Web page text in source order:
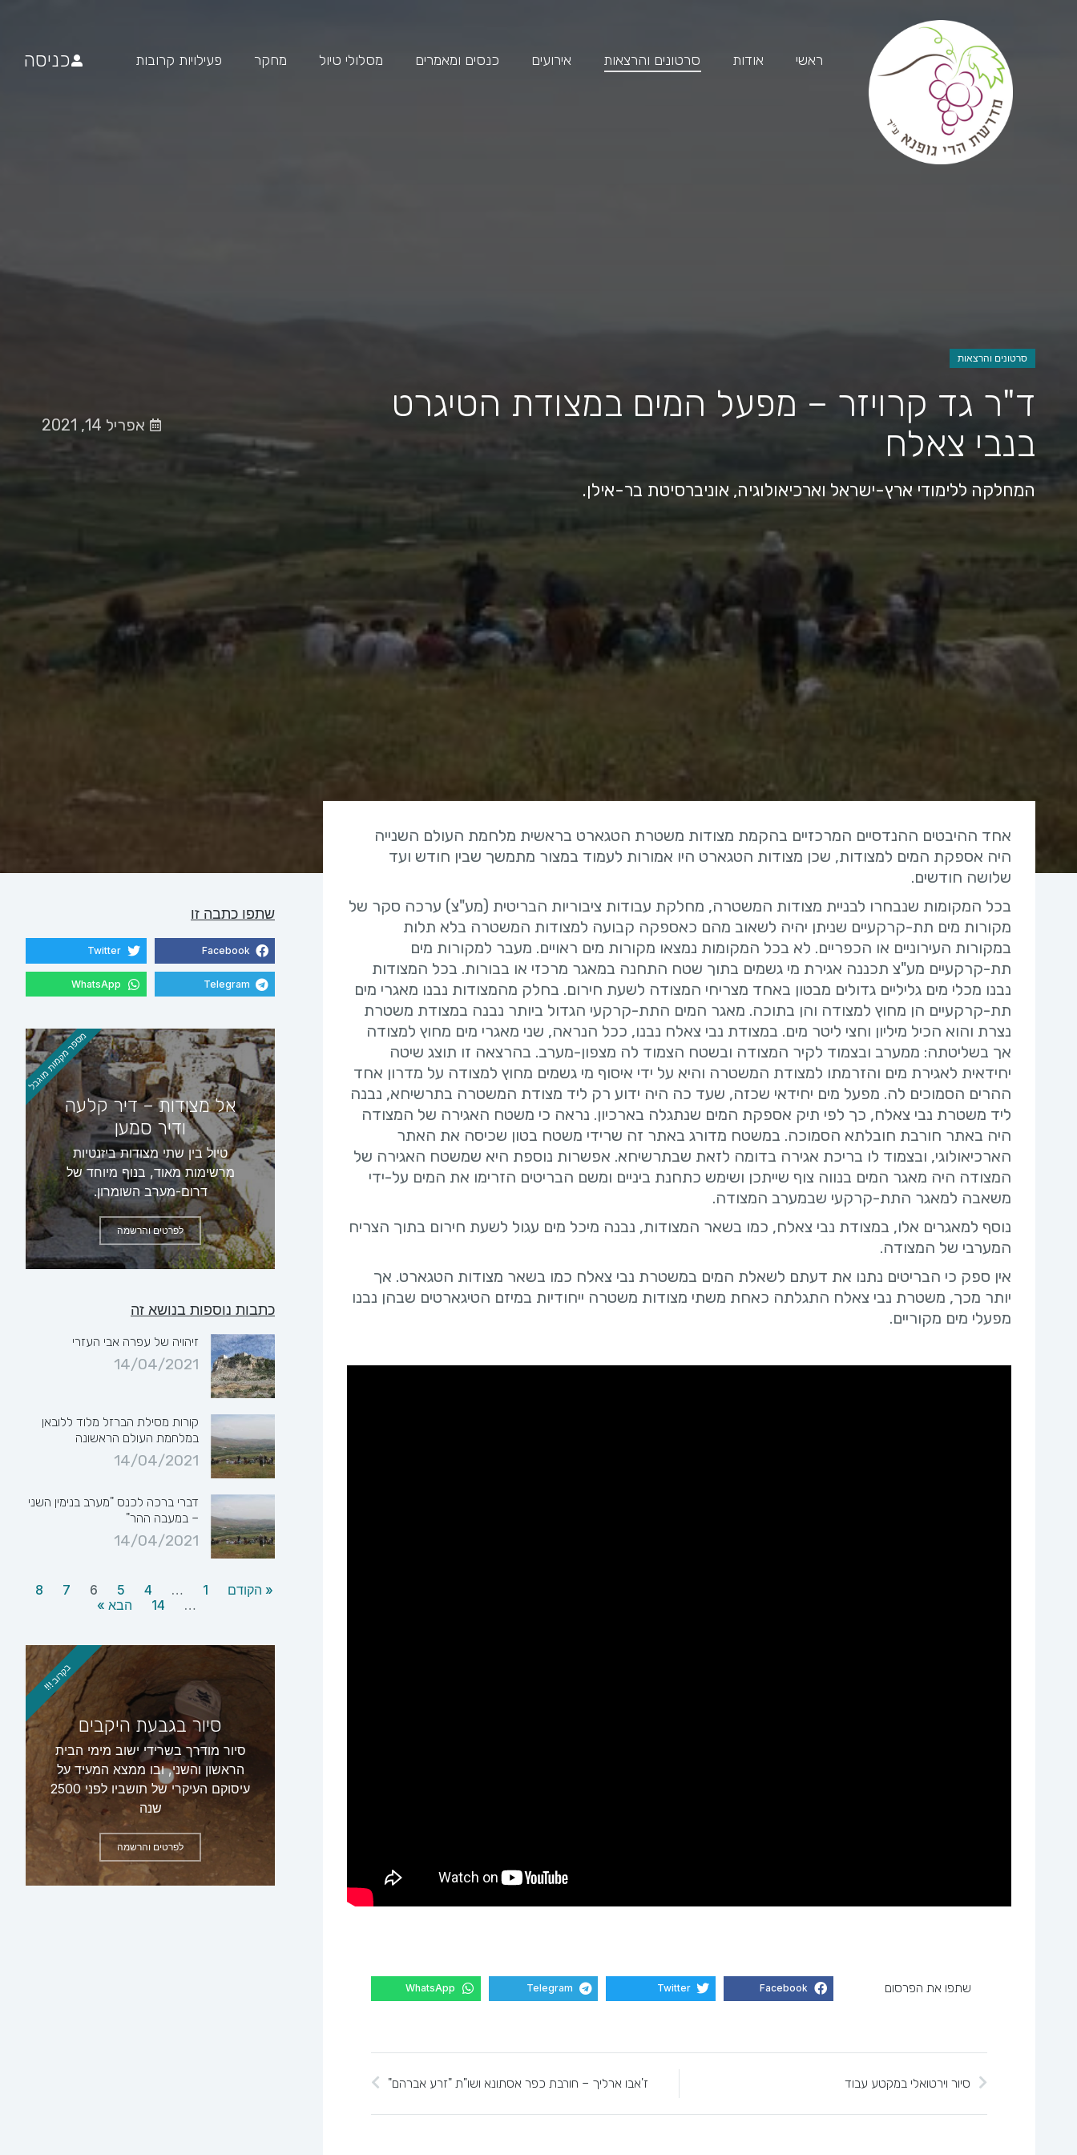
ראשי אודות סרטונים והרצאות אירועים כנסים ומאמרים מסלולי טיול מחקר פעילויות קרובות כניסה
סרטונים והרצאות
ד"ר גד קרויזר – מפעל המים במצודת הטיגרט
בנבי צאלח
המחלקה ללימודי ארץ-ישראל וארכיאולוגיה, אוניברסיטת בר-אילן.
אפריל 14, 2021
אחד ההיבטים ההנדסיים המרכזיים בהקמת מצודות משטרת הטגארט בראשית מלחמת העולם השנייה
היה אספקת המים למצודות, שכן מצודות הטגארט היו אמורות לעמוד במצור מתמשך שבין חודש ועד
שלושה חודשים.
בכל המקומות שנבחרו לבניית מצודות המשטרה, מחלקת עבודות ציבוריות הבריטית (מע"צ) ערכה סקר של
מקורות מים תת-קרקעיים שניתן יהיה לשאוב מהם כאספקה קבועה למצודות המשטרה בלא תלות
במקורות העירוניים או הכפריים. לא בכל המקומות נמצאו מקורות מים ראויים. מעבר למקורות מים
תת-קרקעיים מע"צ תכננה אגירת מי גשמים בתוך שטח התחנה במאגר מרכזי או בבורות. בכל המצודות
נבנו מכלי מים גליליים גדולים מבטון באחד מצריחי המצודה לשעת חירום. בחלק מהמצודות נבנו מאגרי מים
תת-קרקעיים הן מחוץ למצודה והן בתוכה. מאגר המים התת-קרקעי הגדול ביותר נבנה במצודת משטרת
נצרת והוא הכיל מיליון וחצי ליטר מים. במצודת נבי צאלח נבנו, ככל הנראה, שני מאגרי מים מחוץ למצודה
אך בשליטתה: ממערב ובצמוד לקיר המצודה ובשטח הצמוד לה מצפון-מערב. בהרצאה זו תוצג שיטה
יחידאית לאגירת מים והזרמתו למצודת המשטרה והיא על ידי איסוף מי גשמים מחוץ למצודה על מדרון אחד
ההרים הסמוכים לה. מפעל מים יחידאי שכזה, שעד כה היה ידוע רק ליד מצודת המשטרה בתרשיחא, נבנה
ליד משטרת נבי צאלח, כך לפי תיק אספקת המים שנתגלה בארכיון. נראה כי משטח האגירה של המצודה
היה באתר חורבת חובלתא הסמוכה. במשטח מדורג באתר זה שרידי משטח בטון שכיסה את האתר
הארכיאולוגי, ובצמוד לו בריכת אגירה בדומה לזאת שבתרשיחא. אפשרות נוספת היא שמשטח האגירה של
המצודה היה מאגר המים בנווה צוף שייתכן ושימש כתחנת ביניים ומשם הבריטים הזרימו את המים על-ידי
משאבה למאגר התת-קרקעי שבמערב המצודה.
נוסף למאגרים אלו, במצודת נבי צאלח, כמו בשאר המצודות, נבנה מיכל מים עגול לשעת חירום בתוך הצריח
המערבי של המצודה.
אין ספק כי הבריטים נתנו את דעתם לשאלת המים במשטרת נבי צאלח כמו בשאר מצודות הטגארט. אך
יותר מכך, משטרת נבי צאלח התגלתה כאחת משתי מצודות משטרה ייחודיות במיזם הטיגארטים שבהן נבנו
מפעלי מים מקוריים.
שתפו את הפרסום Facebook
Twitter
Telegram
WhatsApp
סיור וירטואלי במקטע עבוד ז'אבו ארליך – חורבת כפר אסתונא ושו"ת "זרע אברהם"
שתפו כתבה זו
Facebook
Twitter
Telegram
WhatsApp
אל מצודות – דיר קלעה
ודיר סמען
טיול בין שתי מצודות ביזנטיות
מרשימות מאוד, בנוף מיוחד של
דרום-מערב השומרון.
לפרטים והרשמה
מספר מקמות מוגבל
כתבות נוספות בנושא זה
זיהויה של עפרה אבי העזרי
14/04/2021
קורות מסילת הברזל מלוד ללובאן
במלחמת העולם הראשונה
14/04/2021
דברי ברכה לכנס "מערב בנימין השני
– במעבה ההר"
14/04/2021
« הקודם 1
…
4
5
6
7
8
…
14 הבא »
סיור בגבעת היקבים
סיור מודרך בשרידי ישוב מימי הבית
הראשון והשני, ובו ממצא המעיד על
עיסוקם העיקרי של תושביו לפני 2500
שנה
לפרטים והרשמה
בקרוב !!!